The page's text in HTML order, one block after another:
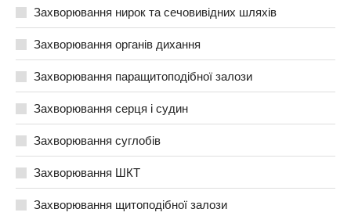
Захворювання нирок та сечовивідних шляхів
Захворювання органів дихання
Захворювання паращитоподібної залози
Захворювання серця і судин
Захворювання суглобів
Захворювання ШКТ
Захворювання щитоподібної залози